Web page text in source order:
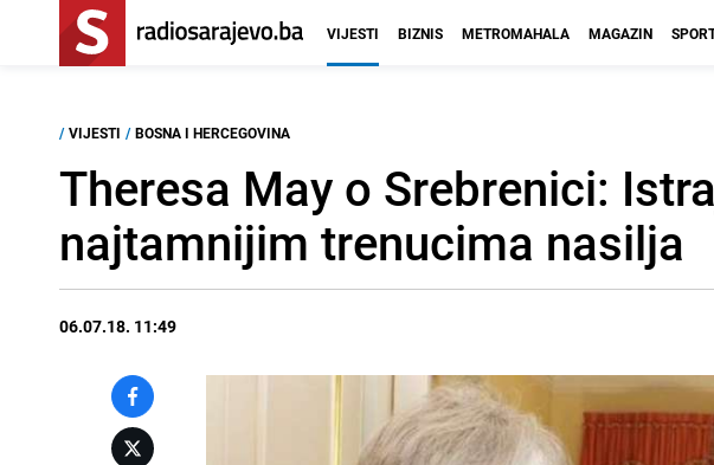
VIJESTI BIZNIS METROMAHALA MAGAZIN
/ VIJESTI / BOSNA I HERCEGOVINA
Theresa May o Srebrenici:
najtamnijim trenucima nasilja
06.07.18. 11:49